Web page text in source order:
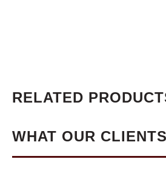
RELATED
WHAT OUR